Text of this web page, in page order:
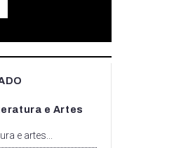
e Artes
e artes...